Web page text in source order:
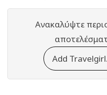
Ανακαλύψτε
Add